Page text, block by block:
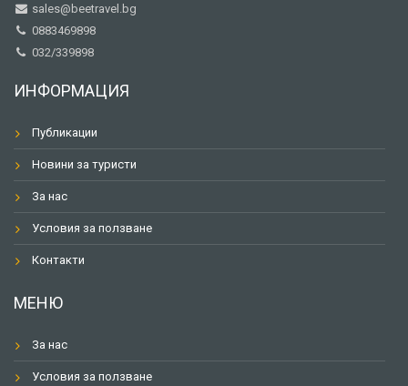
sales@beetravel.bg
0883469898
032/339898
ИНФОРМАЦИЯ
Публикации
Новини за туристи
За нас
Условия за ползване
Контакти
МЕНЮ
За нас
Условия за ползване